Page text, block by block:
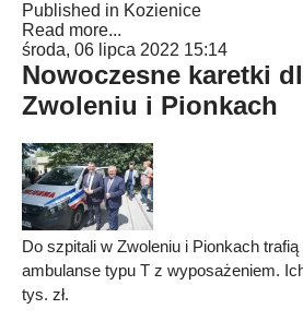
Published in Kozienice
Read more...
środa, 06 lipca 2022 15:14
Nowoczesne karetki
Zwoleniu i Pionkach
Do szpitali w Zwoleniu i Pionkach
ambulanse typu T z wyposażeniem.
tys. zł.